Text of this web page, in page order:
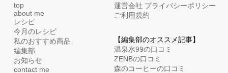
top
about me
レシピ
今月のレシピ
私のおすすめ商品
編集部
お知らせ
contact me
運営会社 プライバシーポリシー
ご利用規約
【編集部のオススメ記事】
温泉水99の口コミ
ZENBの口コミ
森のコーヒーの口コミ